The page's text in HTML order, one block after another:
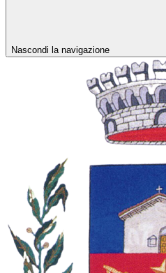
Nascondi la navigazione